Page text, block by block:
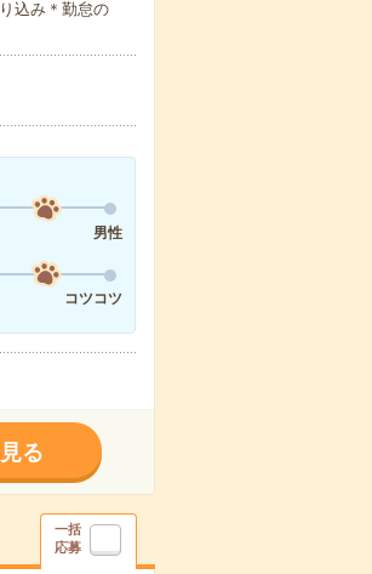
込み＊勤怠の
男性
コツコツ
る
一括
応募